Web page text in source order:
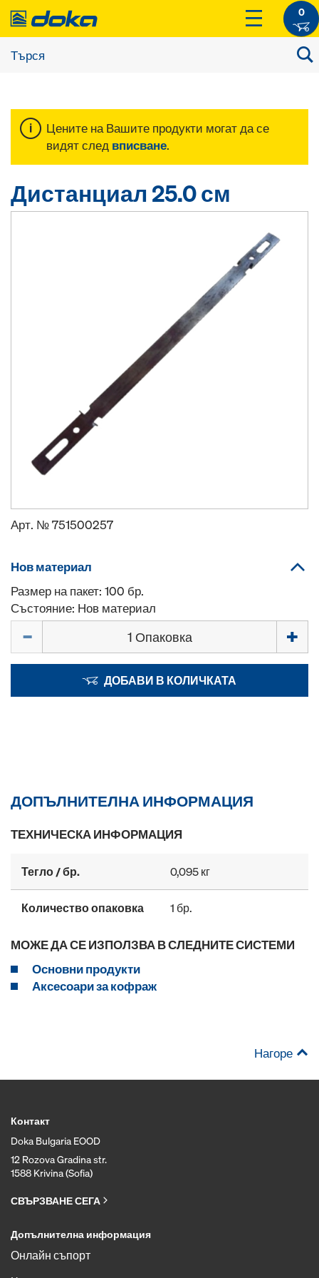
0
Цените на Вашите продукти могат да се
видят след вписване.
Дистанциал 25.0 см
Арт. №751500257
Нов материал
Размер на пакет: 100 бр.
Състояние: Нов материал
ДОБАВИ В КОЛИЧКАТА
ДОПЪЛНИТЕЛНА ИНФОРМАЦИЯ
ТЕХНИЧЕСКА ИНФОРМАЦИЯ
Тегло / бр. 0,095 кг
Количество опаковка 1 бр.
МОЖЕ ДА СЕ ИЗПОЛЗВА В СЛЕДНИТЕ СИСТЕМИ
Основни продукти
Аксесоари за кофраж
Нагоре
Контакт
Doka Bulgaria EOOD
12 Rozova Gradina str.
1588 Krivina (Sofia)
СВЪРЗВАНЕ СЕГА
Допълнителна информация
Онлайн съпорт